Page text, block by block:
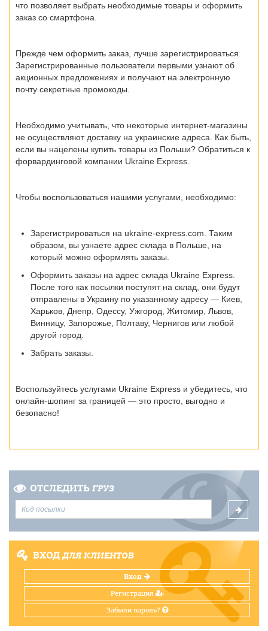
что позволяет выбрать необходимые товары и оформить
заказ со смартфона.
Прежде чем оформить заказ, лучше зарегистрироваться.
Зарегистрированные пользователи первыми узнают об
акционных предложениях и получают на электронную
почту секретные промокоды.
Необходимо учитывать, что некоторые интернет-магазины
не осуществляют доставку на украинские адреса. Как быть,
если вы нацелены купить товары из Польши? Обратиться к
форвардинговой компании Ukraine Express.
Чтобы воспользоваться нашими услугами, необходимо:
Зарегистрироваться на ukraine-express.com. Таким
образом, вы узнаете адрес склада в Польше, на
который можно оформлять заказы.
Оформить заказы на адрес склада Ukraine Express.
После того как посылки поступят на склад, они будут
отправлены в Украину по указанному адресу — Киев,
Харьков, Днепр, Одессу, Ужгород, Житомир, Львов,
Винницу, Запорожье, Полтаву, Чернигов или любой
другой город.
Забрать заказы.
Воспользуйтесь услугами Ukraine Express и убедитесь, что
онлайн-шопинг за границей — это просто, выгодно и
безопасно!
ОТСЛЕДИТЬ ГРУЗ
ВХОДДЛЯ КЛИЕНТОВ
Вход
Регистрация
Забыли пароль?